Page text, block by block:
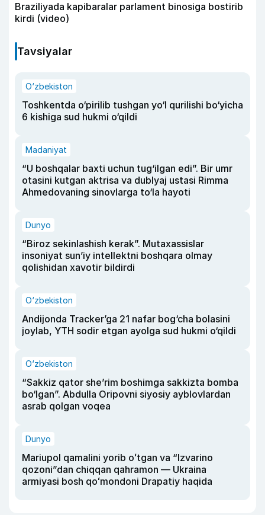
Braziliyada kapibaralar parlament binosiga bostirib
kirdi (video)
Tavsiyalar
O‘zbekiston
Toshkentda o‘pirilib tushgan yo‘l qurilishi bo‘yicha
6 kishiga sud hukmi o‘qildi
Madaniyat
“U boshqalar baxti uchun tug‘ilgan edi”. Bir umr
otasini kutgan aktrisa va dublyaj ustasi Rimma
Ahmedovaning sinovlarga to‘la hayoti
Dunyo
“Biroz sekinlashish kerak”. Mutaxassislar
insoniyat sun’iy intellektni boshqara olmay
qolishidan xavotir bildirdi
O‘zbekiston
Andijonda Tracker’ga 21 nafar bog‘cha bolasini
joylab, YTH sodir etgan ayolga sud hukmi o‘qildi
O‘zbekiston
“Sakkiz qator she’rim boshimga sakkizta bomba
bo‘lgan”. Abdulla Oripovni siyosiy ayblovlardan
asrab qolgan voqea
Dunyo
Mariupol qamalini yorib oʻtgan va “Izvarino
qozoni”dan chiqqan qahramon — Ukraina
armiyasi bosh qoʻmondoni Drapatiy haqida